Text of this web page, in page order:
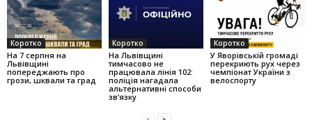
Коротко
На 7 серпня на
Львівщині
попереджають про
грози, шквали та град
Коротко
На Львівщині
тимчасово не
працювала лінія 102:
поліція нагадала
альтернативні способи
зв’язку
Коротко
У Яворівській громаді
перекриють рух через
чемпіонат України з
велоспорту